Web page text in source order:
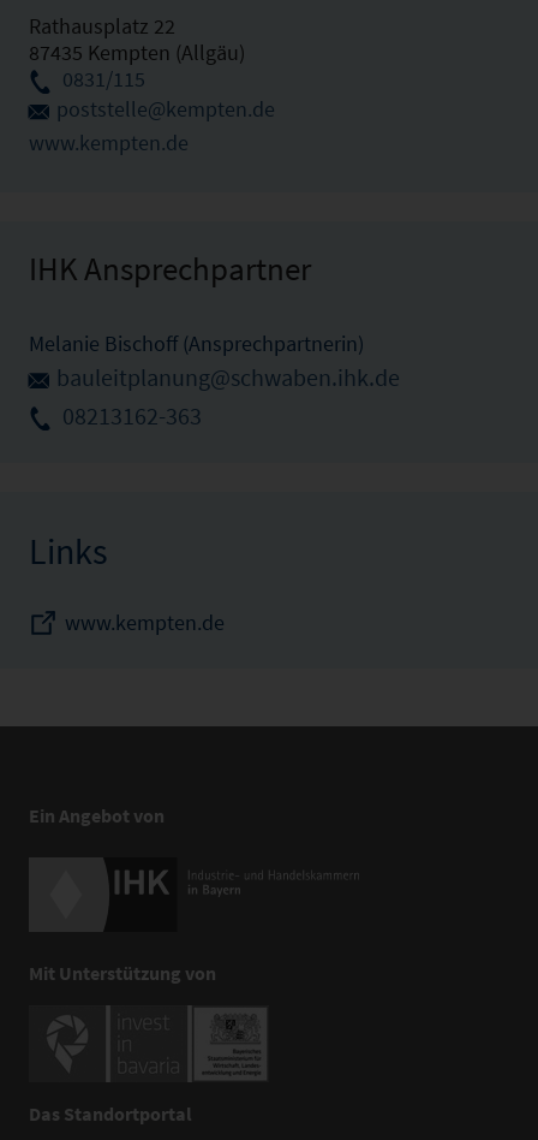
Rathausplatz 22
87435 Kempten (Allgäu)
0831/115
poststelle@kempten.de
www.kempten.de
IHK Ansprechpartner
Melanie Bischoff (Ansprechpartnerin)
bauleitplanung@schwaben.ihk.de
08213162-363
Links
www.kempten.de
Ein Angebot von
Mit Unterstützung von
Das Standortportal